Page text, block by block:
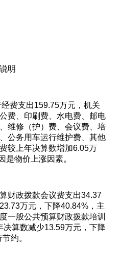
明
费支出159.75万元，机关
费、印刷费、水电费、邮电
维修（护）费、会议费、培
公务用车运行维护费、其他
较上年决算数增加6.05万
是物价上涨因素。
财政拨款会议费支出34.37
万元，下降40.84%，主
一般公共预算财政拨款培训
决算数减少13.59万元，下降
约。